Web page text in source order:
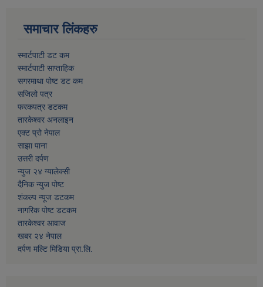
समाचार लिंकहरु
स्मार्टपाटी डट कम
स्मार्टपाटी साप्ताहिक
सगरमाथा पोष्ट डट कम
सजिलो पत्र
फरकपत्र डटकम
तारकेश्वर अनलाइन
एक्ट प्रो नेपाल
साझा पाना
उत्तरी दर्पण
न्युज २४ ग्यालेक्सी
दैनिक न्युज पोष्ट
शंकल्प न्यूज डटकम
नागरिक पोष्ट डटकम
तारकेश्वर आवाज
खबर २४ नेपाल
दर्पण मल्टि मिडिया प्रा.लि.